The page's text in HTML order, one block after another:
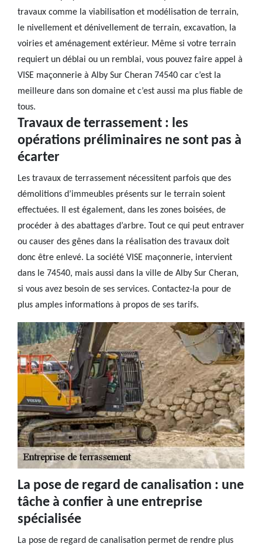
travaux comme la viabilisation et modélisation de terrain,
le nivellement et dénivellement de terrain, excavation, la
voiries et aménagement extérieur. Même si votre terrain
requiert un déblai ou un remblai, vous pouvez faire appel à
VISE maçonnerie à Alby Sur Cheran 74540 car c’est la
meilleure dans son domaine et c’est aussi ma plus fiable de
tous.
Travaux de terrassement : les
opérations préliminaires ne sont pas à
écarter
Les travaux de terrassement nécessitent parfois que des
démolitions d’immeubles présents sur le terrain soient
effectuées. Il est également, dans les zones boisées, de
procéder à des abattages d’arbre. Tout ce qui peut entraver
ou causer des gênes dans la réalisation des travaux doit
donc être enlevé. La société VISE maçonnerie, intervient
dans le 74540, mais aussi dans la ville de Alby Sur Cheran,
si vous avez besoin de ses services. Contactez-la pour de
plus amples informations à propos de ses tarifs.
La pose de regard de canalisation : une
tâche à confier à une entreprise
spécialisée
La pose de regard de canalisation permet de rendre plus